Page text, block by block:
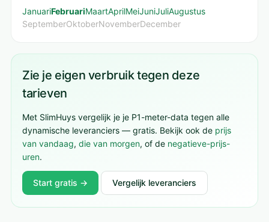
JanuariFebruariMaartAprilMeiJuniJuliAugustus
SeptemberOktoberNovemberDecember
Zie je eigen verbruik tegen deze
tarieven
Met SlimHuys vergelijk je je P1-meter-data tegen alle
dynamische leveranciers — gratis. Bekijk ook de prijs
van vandaag, die van morgen, of de negatieve-prijs-
uren.
Start gratis → Vergelijk leveranciers